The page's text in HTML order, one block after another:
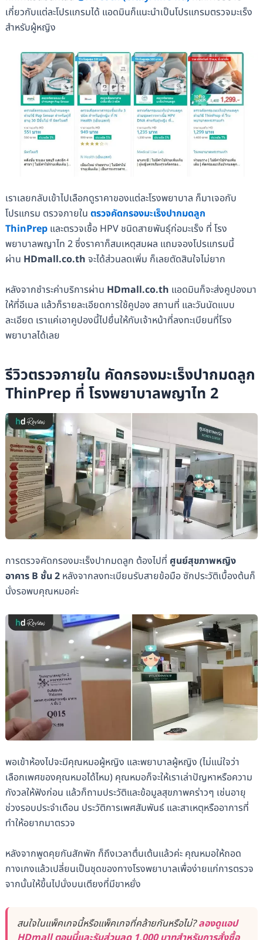
เกี่ยวกับแต่ละโปรแกรมได้ แอดมินก็แนะนำเป็นโปรแกรมตรวจมะเร็ง
สำหรับผู้หญิง
เราเลยกลับเข้าไปเลือกดูราคาของแต่ละโรงพยาบาล ก็มาเจอกับ
โปรแกรม ตรวจภายใน ตรวจคัดกรองมะเร็งปากมดลูก
ThinPrepและตรวจเชื้อ HPV ชนิดสายพันธุ์ก่อมะเร็ง ที่ โรง
พยาบาลพญาไท 2 ซึ่งราคาก็สมเหตุสมผล แถมจองโปรแกรมนี้
ผ่าน HDmall.co.th จะได้ส่วนลดเพิ่ม ก็เลยตัดสินใจไม่ยาก
หลังจากชำระค่าบริการผ่าน HDmall.co.th แอดมินก็จะส่งคูปองมา
ให้ที่อีเมล แล้วก็รายละเอียดการใช้คูปอง สถานที่ และวันนัดแบบ
ละเอียด เราแค่เอาคูปองนี้ไปยื่นให้กับเจ้าหน้าที่ลงทะเบียนที่โรง
พยาบาลได้เลย
รีวิวตรวจภายใน คัดกรองมะเร็งปากมดลูก
ThinPrep ที่ โรงพยาบาลพญาไท 2
การตรวจคัดกรองมะเร็งปากมดลูก ต้องไปที่ ศูนย์สุขภาพหญิง
อาคาร B ชั้น 2หลังจากลงทะเบียนรับสายข้อมือ ซักประวัติเบื้องต้นก็
นั่งรอพบคุณหมอค่ะ
พอเข้าห้องไปจะมีคุณหมอผู้หญิง และพยาบาลผู้หญิง (ไม่แน่ใจว่า
เลือกเพศของคุณหมอได้ไหม) คุณหมอก็จะให้เราเล่าปัญหาหรือความ
กังวลให้ฟังก่อน แล้วก็ถามประวัติและข้อมูลสุขภาพคร่าวๆ เช่นอายุ
ช่วงรอบประจำเดือน ประวัติการเพศสัมพันธ์ และสาเหตุหรืออาการที่
ทำให้อยากมาตรวจ
หลังจากพูดคุยกันสักพัก ก็ถึงเวลาตื่นเต้นแล้วค่ะ คุณหมอให้ถอด
กางเกงแล้วเปลี่ยนเป็นชุดของทางโรงพยาบาลเพื่อง่ายแก่การตรวจ
จากนั้นให้ขึ้นไปนั่งบนเตียงที่มีขาหยั่ง
สนใจในแพ็คเกจนี้หรือแพ็คเกจที่คล้ายกันหรือไม่?ลองดูแอป